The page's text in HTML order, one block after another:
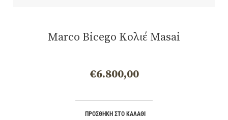
Marco Bicego Κολιέ Masai
€6.800,00
ΠΡΟΣΘΉΚΗ ΣΤΟ ΚΑΛΆΘΙ